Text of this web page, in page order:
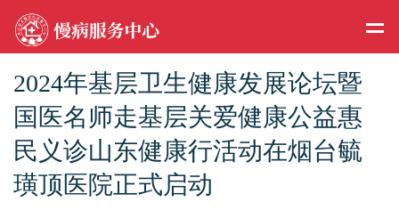
2024年基层卫生健康发展论坛暨
国医名师走基层关爱健康公益惠
民义诊山东健康行活动在烟台毓
璜顶医院正式启动